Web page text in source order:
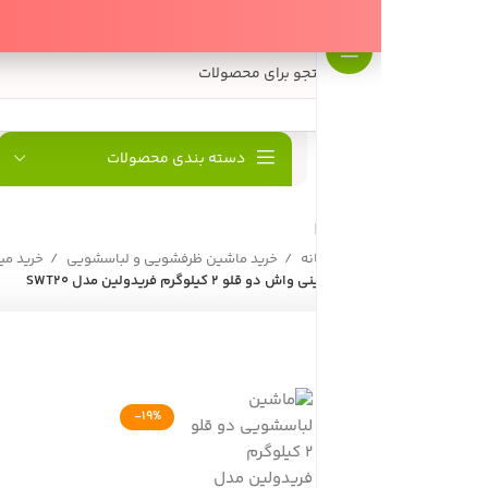
دسته بندی محصولات
خرید ماشین ظرفشویی و لباسشویی خرید مینی‌واش
خرید